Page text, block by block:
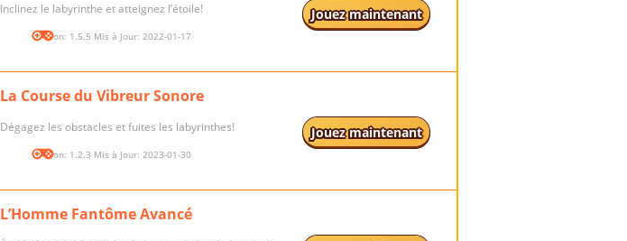
Inclinez le labyrinthe et atteignez l’étoile!
Version: 1.5.5 Mis à Jour: 2022-01-17
Jouez maintenant
La Course du Vibreur Sonore
Dégagez les obstacles et fuites les labyrinthes!
Version: 1.2.3 Mis à Jour: 2023-01-30
Jouez maintenant
L’Homme Fantôme Avancé